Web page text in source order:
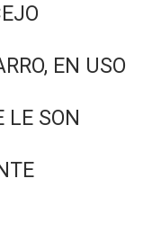
EN USO
LE SON